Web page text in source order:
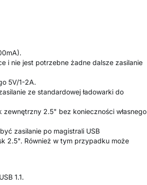
i nie jest potrzebne żadne dalsze zasilanie
5V/1-2A.
ze standardowej ładowarki do
2.5" bez konieczności własnego
zasilanie po magistrali USB
2.5". Również w tym przypadku może
1.1.